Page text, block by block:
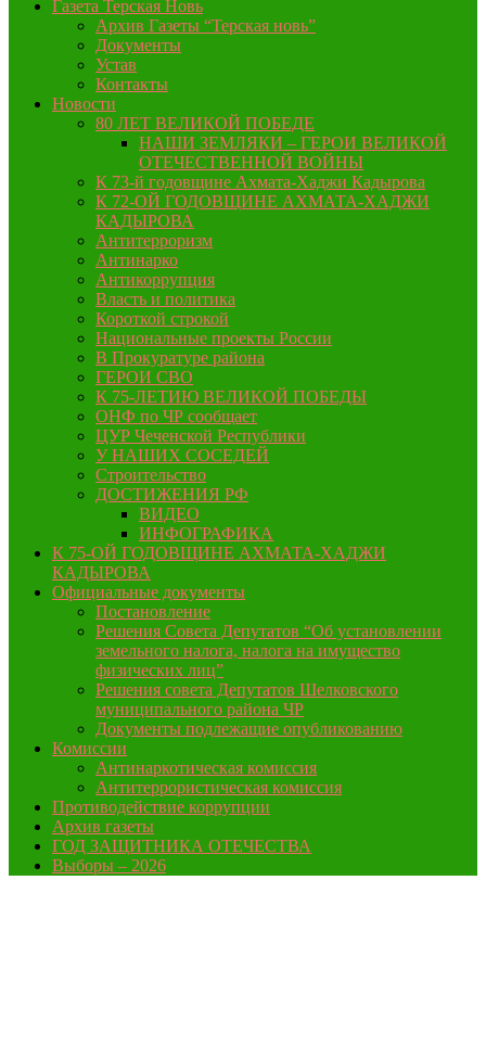
Газета Терская Новь
Архив Газеты “Терская новь”
Документы
Устав
Контакты
Новости
80 ЛЕТ ВЕЛИКОЙ ПОБЕДЕ
НАШИ ЗЕМЛЯКИ – ГЕРОИ ВЕЛИКОЙ
ОТЕЧЕСТВЕННОЙ ВОЙНЫ
К 73-й годовщине Ахмата-Хаджи Кадырова
К 72-ОЙ ГОДОВЩИНЕ АХМАТА-ХАДЖИ
КАДЫРОВА
Антитерроризм
Антинарко
Антикоррупция
Власть и политика
Короткой строкой
Национальные проекты России
В Прокуратуре района
ГЕРОИ СВО
К 75-ЛЕТИЮ ВЕЛИКОЙ ПОБЕДЫ
ОНФ по ЧР сообщает
ЦУР Чеченской Республики
У НАШИХ СОСЕДЕЙ
Строительство
ДОСТИЖЕНИЯ РФ
ВИДЕО
ИНФОГРАФИКА
К 75-ОЙ ГОДОВЩИНЕ АХМАТА-ХАДЖИ
КАДЫРОВА
Официальные документы
Постановление
Решения Совета Депутатов “Об установлении
земельного налога, налога на имущество
физических лиц”
Решения совета Депутатов Шелковского
муниципального района ЧР
Документы подлежащие опубликованию
Комиссии
Антинаркотическая комиссия
Антитеррористическая комиссия
Противодействие коррупции
Архив газеты
ГОД ЗАЩИТНИКА ОТЕЧЕСТВА
Выборы – 2026